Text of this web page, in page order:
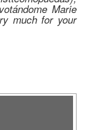
Marie
much for your